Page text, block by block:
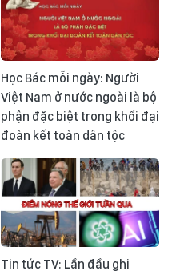
Học Bác mỗi ngày: Người
Việt Nam ở nước ngoài là bộ
phận đặc biệt trong khối đại
đoàn kết toàn dân tộc
Tin tức TV: Lần đầu ghi